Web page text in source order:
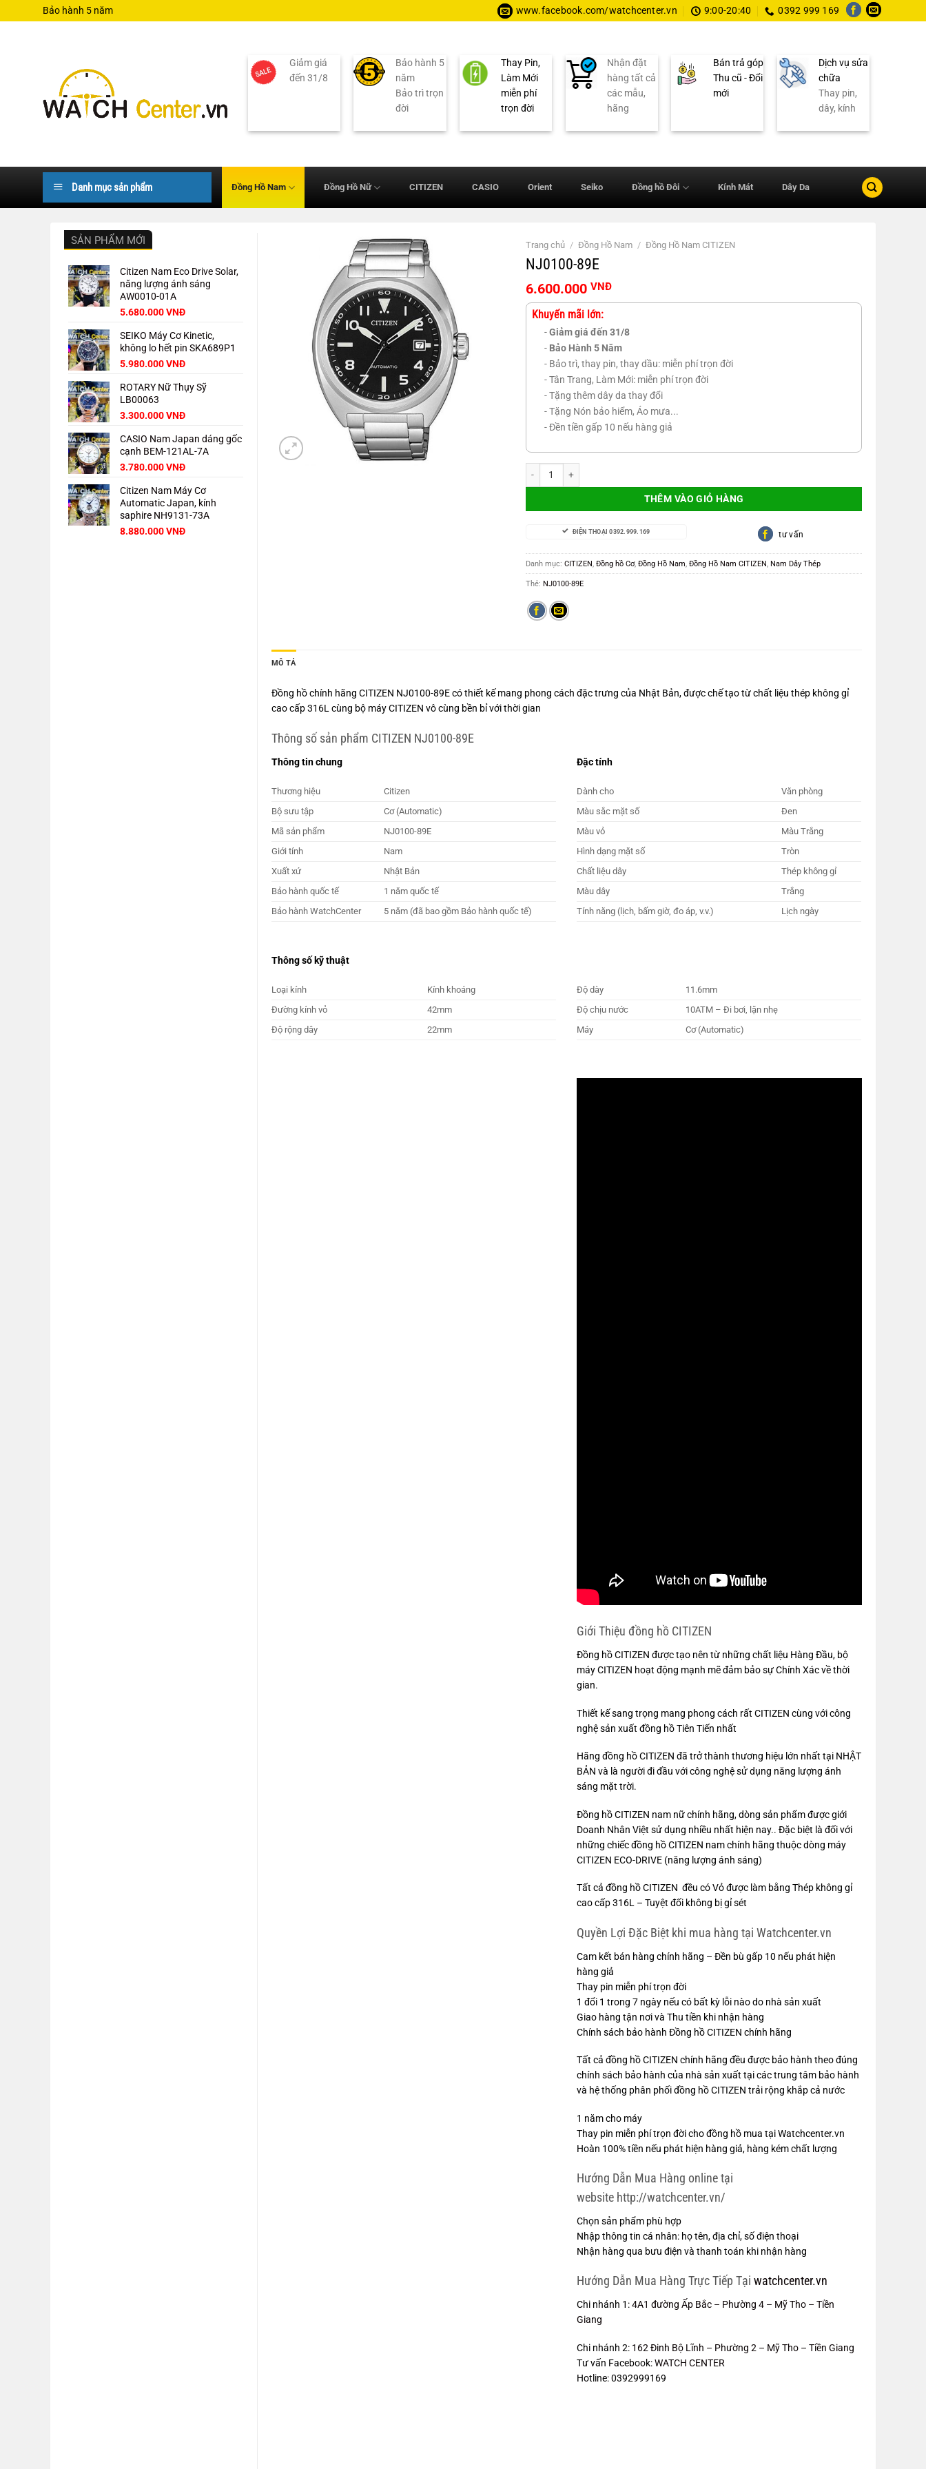
qua
Bảo hành 5 năm www.facebook.com/watchcenter.vn 9:00-20:40 0392 999 169
Giảm giá
đến 31/8
Bảo hành 5
năm
Bảo trì trọn
đời
Thay Pin,
Làm Mới
miễn phí
trọn đời
Nhận đặt
hàng tất cả
các mẫu,
hãng
Bán trả góp
Thu cũ - Đổi
mới
Dịch vụ sửa
chữa
Thay pin,
dây, kính
Danh mục sản phẩm Đồng Hồ Nam Đồng Hồ Nữ CITIZEN CASIO Orient Seiko Đồng hồ Đôi Kính Mát Dây Da
SẢN PHẨM MỚI
Citizen Nam Eco Drive Solar,
năng lượng ánh sáng
AW0010-01A
Giá
là:
8.000.000 VNĐ.
5.680.000VNĐGiá
tại
là:
5.680.000 VNĐ.
SEIKO Máy Cơ Kinetic,
không lo hết pin SKA689P1
Giá
là:
8.000.000 VNĐ.
5.980.000VNĐGiá
tại
5.980.000 VNĐ.
ROTARY Nữ Thụy Sỹ
LB00063
3.300.000VNĐ
CASIO Nam Japan dáng gốc
cạnh BEM-121AL-7A
3.780.000VNĐ
Citizen Nam Máy Cơ
Automatic Japan, kính
saphire NH9131-73A
Giá
8.880.000VNĐGiá
Trang chủ / Đồng Hồ Nam / Đồng Hồ Nam CITIZEN
NJ0100-89E
6.600.000VNĐ
Khuyến mãi lớn:
-Giảm giá đến 31/8
- Bảo Hành 5 Năm
- Bảo trì, thay pin, thay dầu: miễn phí trọn đời
- Tân Trang, Làm Mới: miễn phí trọn đời
- Tặng thêm dây da thay đổi
- Tặng Nón bảo hiểm, Áo mưa...
- Đền tiền gấp 10 nếu hàng giả
THÊM VÀO GIỎ HÀNG
ĐIỆN THOẠI 0392.999.169 tư vấn
Danh mục:CITIZEN ,Đồng hồ Cơ,Đồng Hồ Nam ,Đồng Hồ Nam CITIZEN ,Nam Dây Thép
Thẻ:NJ0100-89E
MÔ TẢ
Đồng hồ chính hãng CITIZEN NJ0100-89E có thiết kế mang phong cách đặc trưng của Nhật Bản, được chế tạo từ chất liệu thép không gỉ
cao cấp 316L cùng bộ máy CITIZEN vô cùng bền bỉ với thời gian
Thông số sản phẩm CITIZEN NJ0100-89E
Thông tin chung
Thương hiệu
Citizen
Bộ sưu tập
Cơ (Automatic)
Mã sản phẩm
NJ0100-89E
Giới tính
Nam
Xuất xứ
Nhật Bản
Bảo hành quốc tế
1 năm quốc tế
Bảo hành WatchCenter
5 năm (đã bao gồm Bảo hành quốc tế)
Đặc tính
Dành cho
Văn phòng
Màu sắc mặt số
Đen
Màu vỏ
Màu Trắng
Hình dạng mặt số
Tròn
Chất liệu dây
Thép không gỉ
Màu dây
Trắng
Tính năng (lịch, bấm giờ, đo áp, v.v.)
Lịch ngày
Thông số kỹ thuật
Loại kính
Kính khoáng
Đường kính vỏ
42mm
Độ rộng dây
22mm
Độ dày
11.6mm
Độ chịu nước
10ATM – Đi bơi, lặn nhẹ
Máy
Cơ (Automatic)
Giới Thiệu đồng hồ CITIZEN
Đồng hồ CITIZEN được tạo nên từ những chất liệu Hàng Đầu, bộ
máy CITIZEN hoạt động mạnh mẽ đảm bảo sự Chính Xác về thời
gian.
Thiết kế sang trọng mang phong cách rất CITIZEN cùng với công
nghệ sản xuất đồng hồ Tiên Tiến nhất
Hãng đồng hồ CITIZEN đã trở thành thương hiệu lớn nhất tại NHẬT
BẢN và là người đi đầu với công nghệ sử dụng năng lượng ánh
sáng mặt trời.
Đồng hồ CITIZEN nam nữ chính hãng, dòng sản phẩm được giới
Doanh Nhân Việt sử dụng nhiều nhất hiện nay.. Đặc biệt là đối với
những chiếc đồng hồ CITIZEN nam chính hãng thuộc dòng máy
CITIZEN ECO-DRIVE (năng lượng ánh sáng)
Tất cả đồng hồ CITIZEN đều có Vỏ được làm bằng Thép không gỉ
cao cấp 316L – Tuyệt đối không bị gỉ sét
Quyền Lợi Đặc Biệt khi mua hàng tại Watchcenter.vn
Cam kết bán hàng chính hãng – Đền bù gấp 10 nếu phát hiện
hàng giả
Thay pin miễn phí trọn đời
1 đổi 1 trong 7 ngày nếu có bất kỳ lỗi nào do nhà sản xuất
Giao hàng tận nơi và Thu tiền khi nhận hàng
Chính sách bảo hành Đồng hồ CITIZEN chính hãng
Tất cả đồng hồ CITIZEN chính hãng đều được bảo hành theo đúng
chính sách bảo hành của nhà sản xuất tại các trung tâm bảo hành
và hệ thống phân phối đồng hồ CITIZEN trải rộng khắp cả nước
1 năm cho máy
Thay pin miễn phí trọn đời cho đồng hồ mua tại Watchcenter.vn
Hoàn 100% tiền nếu phát hiện hàng giả, hàng kém chất lượng
Hướng Dẫn Mua Hàng online tại
website http://watchcenter.vn/
Chọn sản phẩm phù hợp
Nhập thông tin cá nhân: họ tên, địa chỉ, số điện thoại
Nhận hàng qua bưu điện và thanh toán khi nhận hàng
Hướng Dẫn Mua Hàng Trực Tiếp Tại watchcenter.vn
Chi nhánh 1:4A1 đường Ấp Bắc – Phường 4 – Mỹ Tho – Tiền
Giang
Chi nhánh 2: 162 Đinh Bộ Lĩnh – Phường 2 – Mỹ Tho – Tiền Giang
Tư vấn Facebook:WATCH CENTER
Hotline: 0392999169